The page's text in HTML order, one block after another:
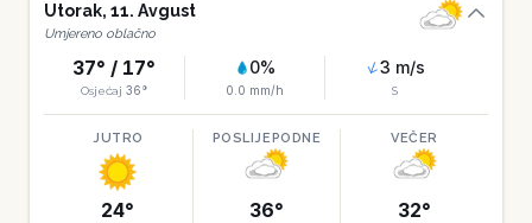
Utorak, 11. Avgust
Umjereno oblačno
37° / 17°
Osjećaj 36°
0%
0.0 mm/h
3 m/s
S
JUTRO
24°
POSLIJEPODNE
36°
VEČER
32°